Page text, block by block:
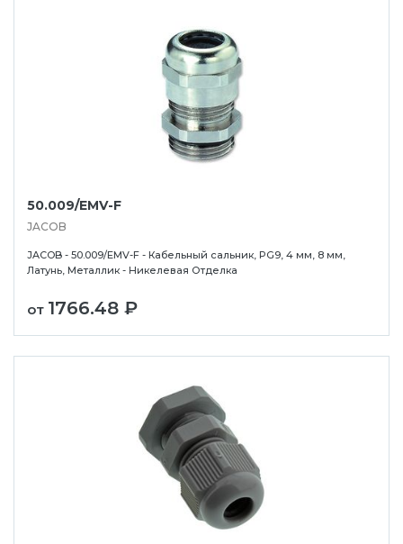
50.009/EMV-F
JACOB
JACOB - 50.009/EMV-F - Кабельный сальник, PG9, 4 мм, 8 мм,
Латунь, Металлик - Никелевая Отделка
от 1766.48 ₽